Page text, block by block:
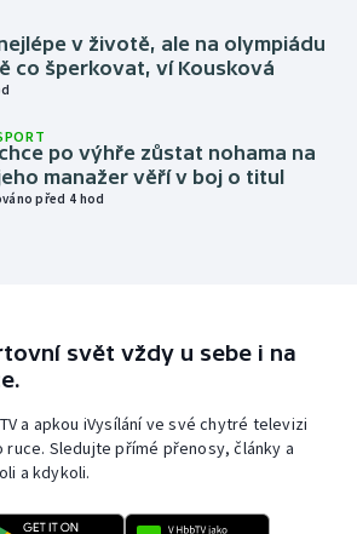
v životě, ale na olympiádu
co šperkovat, ví Kousková
po výhře zůstat nohama na
manažer věří v boj o titul
před 4 hod
svět vždy u sebe i na
a apkou iVysílání ve své chytré televizi
ruce. Sledujte přímé přenosy, články a
a kdykoli.